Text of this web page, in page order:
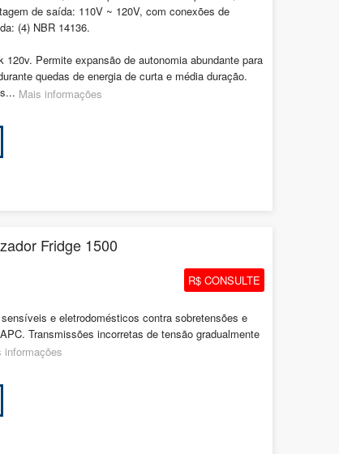
de saída: 110V ~ 120V, com conexões de
(4) NBR 14136.
Permite expansão de autonomia abundante para
quedas de energia de curta e média duração.
Mais informações
Fridge 1500
R$ CONSULTE
e eletrodomésticos contra sobretensões e
Transmissões incorretas de tensão gradualmente
informações